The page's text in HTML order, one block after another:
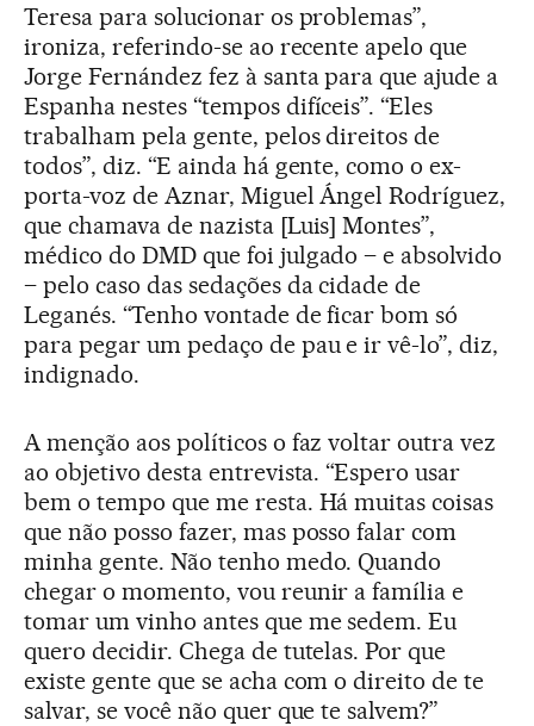
Teresa para solucionar os problemas”,
ironiza, referindo-se ao recente apelo que
Jorge Fernández fez à santa para que ajude a
Espanha nestes “tempos difíceis”. “Eles
trabalham pela gente, pelos direitos de
todos”, diz. “E ainda há gente, como o ex-
porta-voz de Aznar, Miguel Ángel Rodríguez,
que chamava de nazista [Luis] Montes”,
médico do DMD que foi julgado – e absolvido
– pelo caso das sedações da cidade de
Leganés. “Tenho vontade de ficar bom só
para pegar um pedaço de pau e ir vê-lo”, diz,
indignado.
A menção aos políticos o faz voltar outra vez
ao objetivo desta entrevista. “Espero usar
bem o tempo que me resta. Há muitas coisas
que não posso fazer, mas posso falar com
minha gente. Não tenho medo. Quando
chegar o momento, vou reunir a família e
tomar um vinho antes que me sedem. Eu
quero decidir. Chega de tutelas. Por que
existe gente que se acha com o direito de te
salvar, se você não quer que te salvem?”